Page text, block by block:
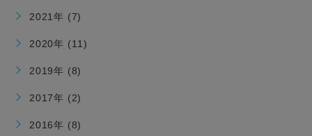
2021年 (7)
2020年 (11)
2019年 (8)
2017年 (2)
2016年 (8)